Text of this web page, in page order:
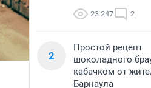
23 247 2
2
Простой рецепт
шоколадного
кабачком от
Барнаула